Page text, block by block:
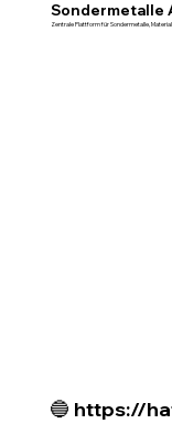
Sondermetalle
Zentrale Plattform für Sondermetalle,
🔵 https://